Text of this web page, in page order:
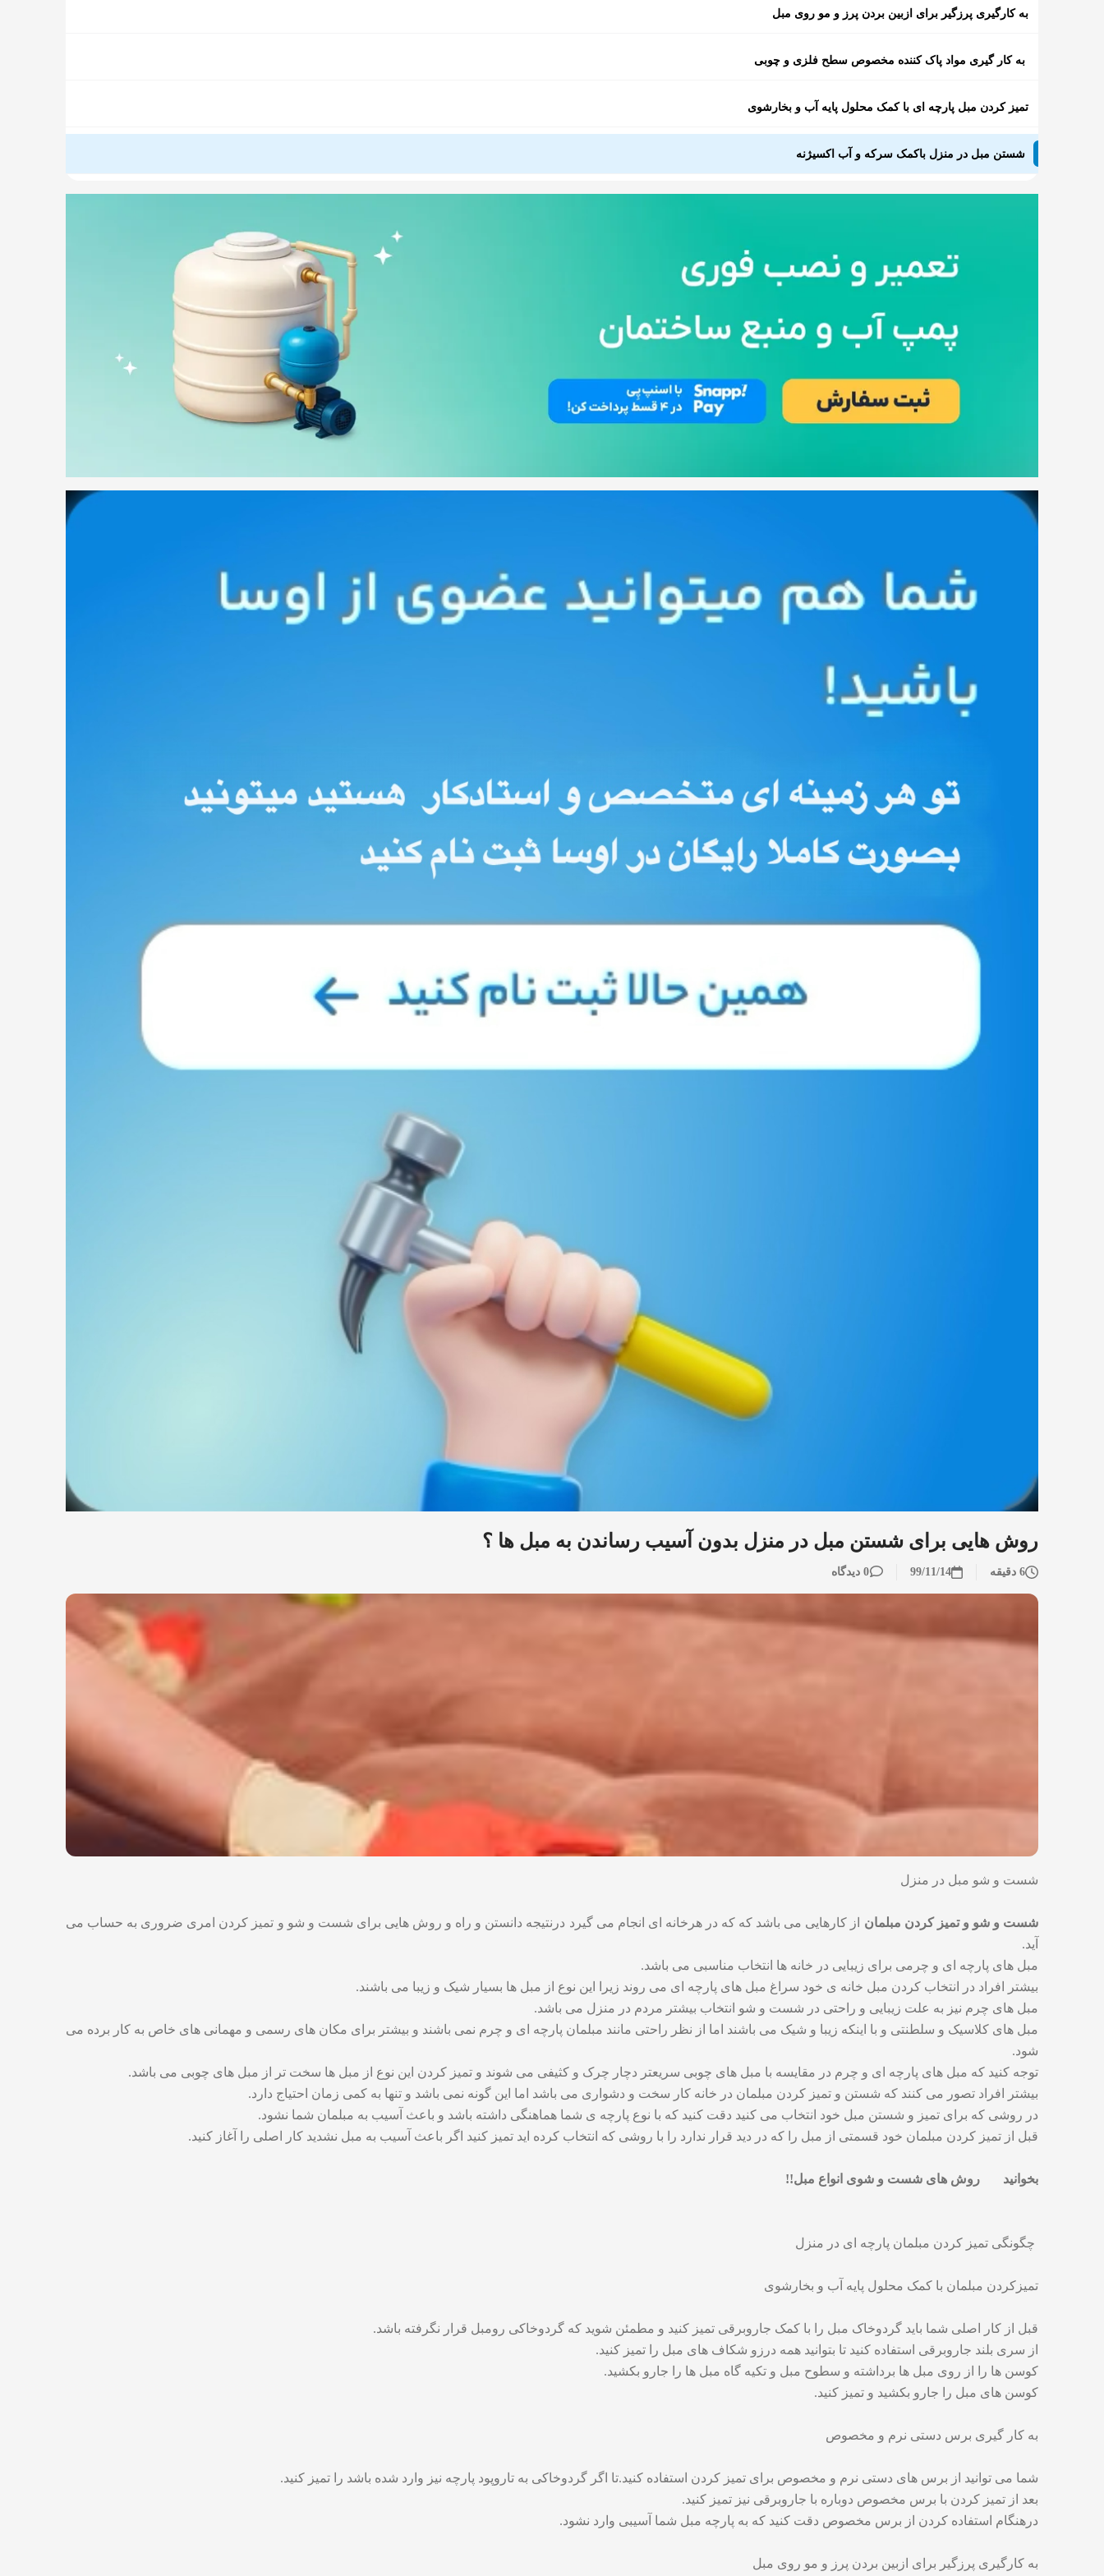
روش هایی برای شستن مبل در منزل بدون آسیب رساندن به مبل ها ؟
6 دقیقه 99/11/14 0 دیدگاه
شست و شو مبل در منزل
شست و شو وتمیز کردن مبلمان از کارهایی می باشد که که در هرخانه ای انجام می گیرد درنتیجه دانستن و راه و روش هایی برای شست و شو و تمیز کردن امری ضروری به حساب می
آید.
مبل های پارچه ای و چرمی برای زیبایی در خانه ها انتخاب مناسبی می باشد.
بیشتر افراد در انتخاب کردن مبل خانه ی خود سراغ مبل های پارچه ای می روند زیرا این نوع از مبل ها بسیار شیک و زیبا می باشند.
مبل های چرم نیز به علت زیبایی و راحتی در شست و شو انتخاب بیشتر مردم در منزل می باشد.
مبل های کلاسیک و سلطنتی و با اینکه زیبا و شیک می باشند اما از نظر راحتی مانند مبلمان پارچه ای و چرم نمی باشند و بیشتر برای مکان های رسمی و مهمانی های خاص به کار برده می
شود.
توجه کنید که مبل های پارچه ای و چرم در مقایسه با مبل های چوبی سریعتر دچار چرک و کثیفی می شوند و تمیز کردن این نوع از مبل ها سخت تر از مبل های چوبی می باشد.
بیشتر افراد تصور می کنند که شستن و تمیز کردن مبلمان در خانه کار سخت و دشواری می باشد اما این گونه نمی باشد و تنها به کمی زمان احتیاج دارد.
در روشی که برای تمیز و شستن مبل خود انتخاب می کنید دقت کنید که با نوع پارچه ی شما هماهنگی داشته باشد و باعث آسیب به مبلمان شما نشود.
قبل از تمیز کردن مبلمان خود قسمتی از مبل را که در دید قرار ندارد را با روشی که انتخاب کرده اید تمیز کنید اگر باعث آسیب به مبل نشدید کار اصلی را آغاز کنید.
بخوانید روش های شست و شوی انواع مبل!!
چگونگی تمیز کردن مبلمان پارچه ای در منزل
تمیزکردن مبلمان با کمک محلول پایه آب و بخارشوی
قبل از کار اصلی شما باید گردوخاک مبل را با کمک جاروبرقی تمیز کنید و مطمئن شوید که گردوخاکی رومبل قرار نگرفته باشد.
از سری بلند جاروبرقی استفاده کنید تا بتوانید همه درزو شکاف های مبل را تمیز کنید.
کوسن ها را از روی مبل ها برداشته و سطوح مبل و تکیه گاه مبل ها را جارو بکشید.
کوسن های مبل را جارو بکشید و تمیز کنید.
به کار گیری برس دستی نرم و مخصوص
شما می توانید از برس های دستی نرم و مخصوص برای تمیز کردن استفاده کنید.تا اگر گردوخاکی به تاروپود پارچه نیز وارد شده باشد را تمیز کنید.
بعد از تمیز کردن با برس مخصوص دوباره با جاروبرقی نیز تمیز کنید.
درهنگام استفاده کردن از برس مخصوص دقت کنید که به پارچه مبل شما آسیبی وارد نشود.
به کارگیری پرزگیر برای ازبین بردن پرز و مو روی مبل
به کارگیری پرزگیر برای ازبین بردن پرز و مو روی مبل
به کار گیری مواد پاک کننده مخصوص سطح فلزی و چوبی
تمیز کردن مبل پارچه ای با کمک محلول پایه آب و بخارشوی
شستن مبل در منزل باکمک سرکه و آب اکسیژنه